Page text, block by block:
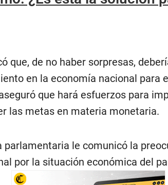
que, de no haber sorpresas,
en la economía nacional para
que hará esfuerzos para
las metas en materia monetaria.
parlamentaria le comunicó la
por la situación económica del